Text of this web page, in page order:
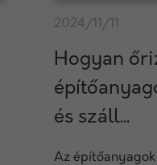
2024/11/11
Hogyan
és száll...
Az